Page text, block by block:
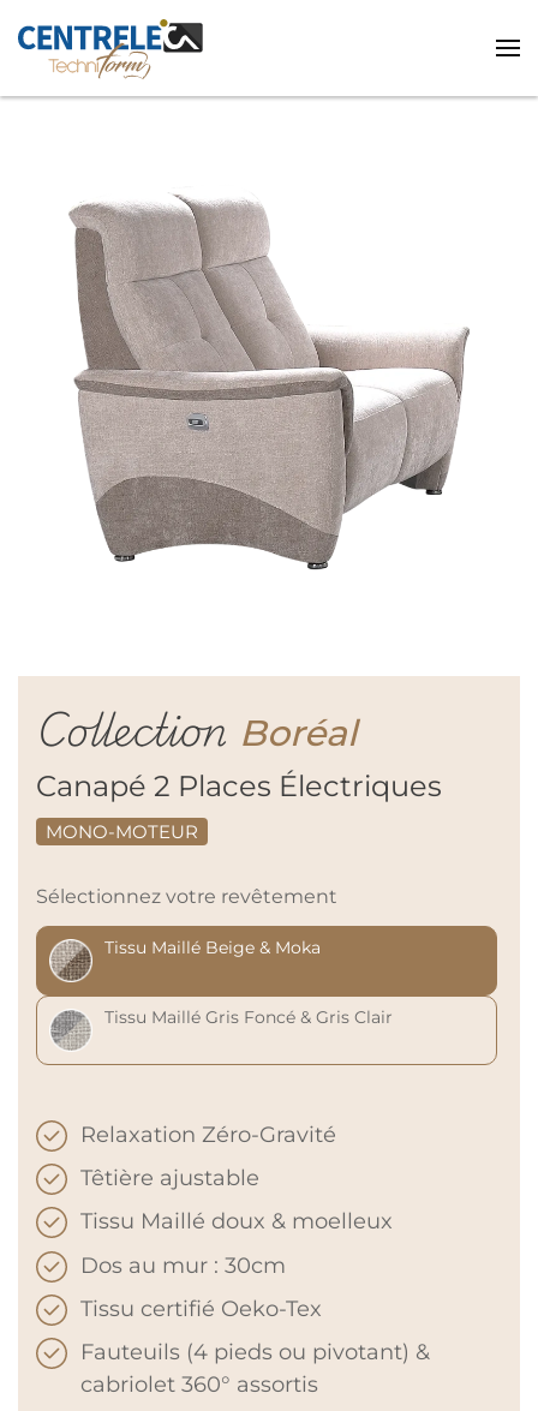
Accéder au contenu principal
Collection Boréal
Canapé 2 Places Électriques
MONO-MOTEUR
Sélectionnez votre revêtement
Tissu Maillé Beige & Moka
Tissu Maillé Gris Foncé & Gris Clair
Relaxation Zéro-Gravité
Têtière ajustable
Tissu Maillé doux & moelleux
Dos au mur : 30cm
Tissu certifié Oeko-Tex
Fauteuils (4 pieds ou pivotant) &
cabriolet 360° assortis